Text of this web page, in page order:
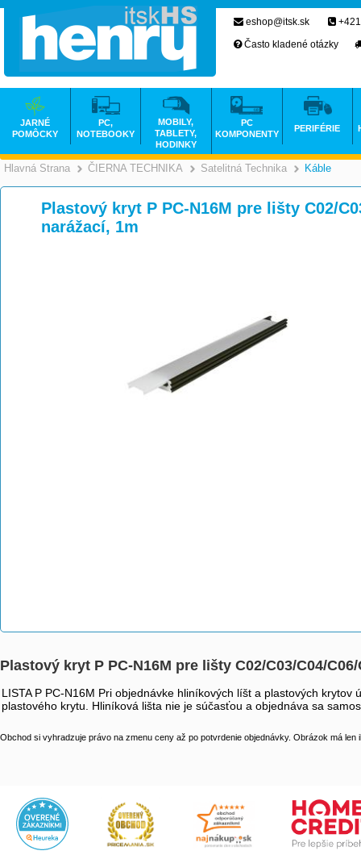
Hlavná Strana >
ČIERNA TECHNIKA >
Satelitná Technika Káble
Plastový kryt P PC-N16M pre lišty C02/
narážací, 1m
Plastový kryt P PC-N16M pre lišty C02/C03/C04/
LISTA P PC-N16M Pri objednávke hliníkových líšt a plastových
plastového krytu. Hliníková lišta nie je súčasťou a objednáva sa
Obchod si vyhradzuje právo na zmenu ceny až po potvrdenie objednávky. Obrázok má len
eshop@itsk.sk
Často kladené otázky
JARNÉ
POMÔCKY
PC,
NOTEBOOKY
MOBILY,
TABLETY,
HODINKY
PC
KOMPONENTY
PERIFÉRIE